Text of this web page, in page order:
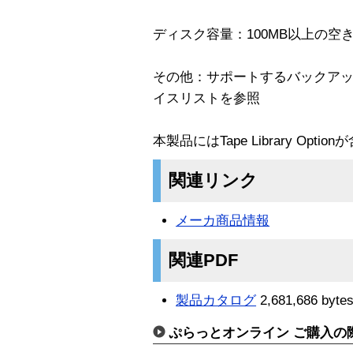
ディスク容量：100MB以上の空
その他：サポートするバックア
イスリストを参照
本製品にはTape Library Option
関連リンク
メーカ商品情報
関連PDF
製品カタログ2,681,686
ぷらっとオンライン ご購入の